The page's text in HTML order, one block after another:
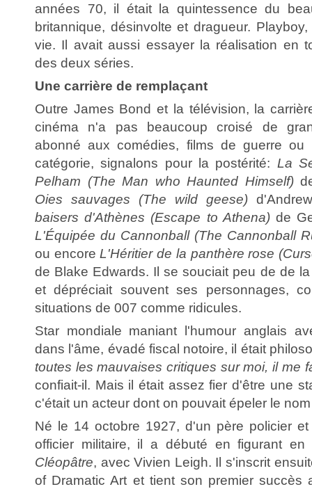
années 70, il était la quintessence du
britannique, désinvolte et dragueur.
vie. Il avait aussi essayer la réalisation en
des deux séries.
Une carrière de remplaçant
Outre James Bond et la télévision, la
cinéma n'a pas beaucoup croisé de
abonné aux comédies, films de guerre ou
catégorie, signalons pour la postérité: La
Pelham (The Man who Haunted Himself)
Oies sauvages (The wild geese)
baisers d'Athènes (Escape to Athena) de
L'Équipée du Cannonball (The Cannonball
ou encoreL'Héritier de la panthère rose
de Blake Edwards. Il se souciait peu de de
et dépréciait souvent ses personnages,
situations de 007 comme ridicules.
Star mondiale maniant l'humour anglais
dans l'âme, évadé fiscal notoire, il était
toutes les mauvaises critiques sur moi, il me
confiait-il. Mais il était assez fier d'être une
c'était un acteur dont on pouvait épeler le
Né le 14 octobre 1927, d'un père policier
officier militaire, il a débuté en figurant
Cléopâtre, avec Vivien Leigh. Il s'inscrit
of Dramatic Art et tient son premier